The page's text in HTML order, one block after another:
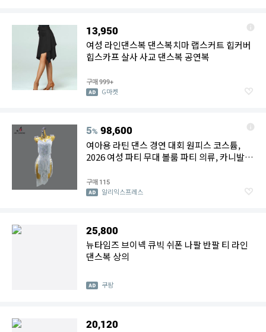
13,950
여성 라인댄스복 댄스복치마 랩스커트 힙커버
힙스카프 살사 사교 댄스복 공연복
구매999+
G마켓
5% 98,600
여아용 라틴 댄스 경연 대회 원피스 코스튬,
2026 여성 파티 무대 볼룸 파티 의류, 카니발
라틴댄스복여자상의 라틴댄스 공연복 무대의
상여성 댄스스커트 라인댄스 치마 새로운 드레
댄스복 무대의상 댄스화 라인댄스상의여성 라
틴댄스연습복 댄스복치마 월츠드레스 라틴댄
스
구매 115
알리익스프레스
25,800
뉴타임즈 브이넥 큐빅 쉬폰 나팔 반팔 티 라인
댄스복 상의
쿠팡
20,120